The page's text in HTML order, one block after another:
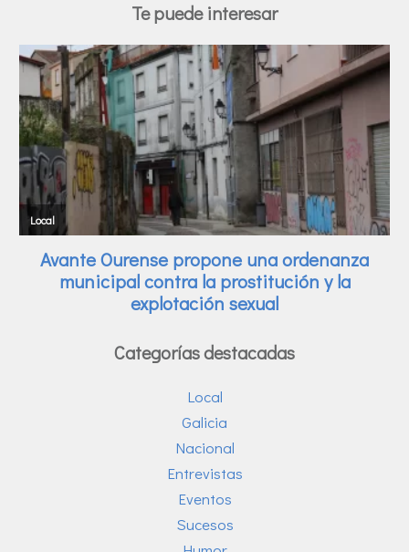
Te puede interesar
Categorías destacadas
Local
Galicia
Nacional
Entrevistas
Eventos
Sucesos